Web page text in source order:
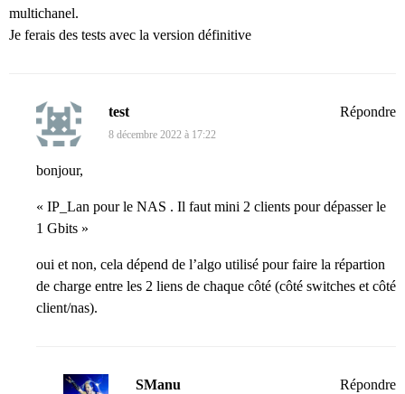
multichanel.
Je ferais des tests avec la version définitive
test
8 décembre 2022 à 17:22
bonjour,
« IP_Lan pour le NAS . Il faut mini 2 clients pour dépasser le
1 Gbits »
oui et non, cela dépend de l’algo utilisé pour faire la répartion
de charge entre les 2 liens de chaque côté (côté switches et côté
client/nas).
Répondre
SManu Répondre